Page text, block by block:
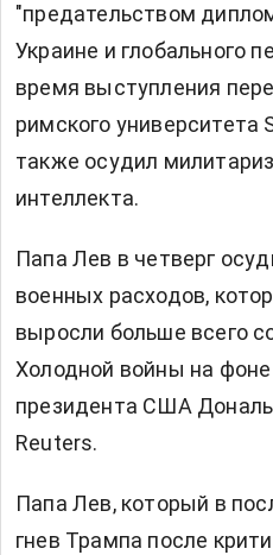
"предательством
Украине и глобального
время выступления
римского университета
также осудил
интеллекта.
Папа Лев в четверг
военных расходов,
выросли больше всего
Холодной войны на
президента США
Reuters.
Папа Лев, который в
гнев Трампа после